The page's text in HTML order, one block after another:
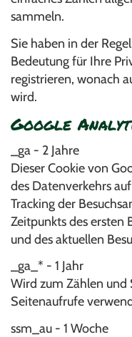
sammeln.
Sie haben in der
Bedeutung für Ihre
registrieren, wonach
wird.
Google
_ga - 2 Jahre
Dieser Cookie von
des Datenverkehrs
Tracking der
Zeitpunkts des ersten
und des aktuellen
_ga_* - 1 Jahr
Wird zum Zählen und
Seitenaufrufe
ssm_au - 1 Woche